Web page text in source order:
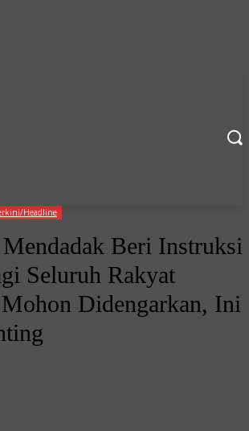
Headline
Beri Instruksi
Seluruh Rakyat
Didengarkan, Ini